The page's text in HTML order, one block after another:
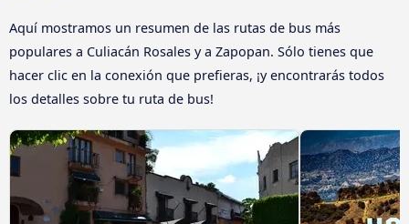
Aquí mostramos un resumen de las rutas de bus más
populares a Culiacán Rosales y a Zapopan. Sólo tienes que
hacer clic en la conexión que prefieras, ¡y encontrarás todos
los detalles sobre tu ruta de bus!